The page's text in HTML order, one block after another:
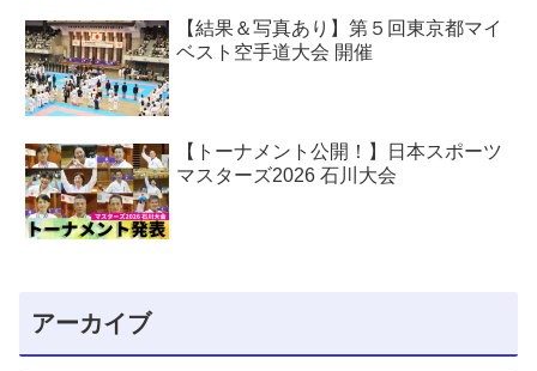
【結果＆写真あり】第５回東京都マイ
ベスト空手道大会 開催
【トーナメント公開！】日本スポーツ
マスターズ2026 石川大会
アーカイブ